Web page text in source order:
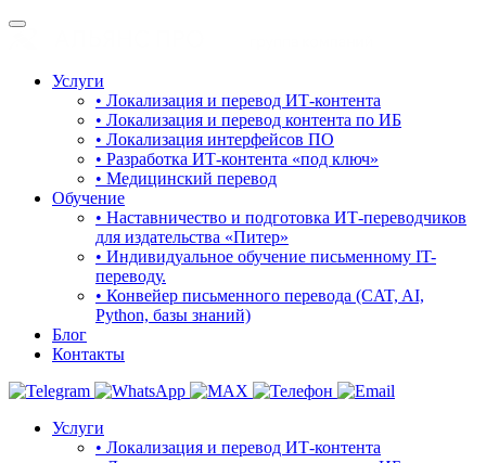
Услуги
• Локализация и перевод ИТ-контента
• Локализация и перевод контента по ИБ
• Локализация интерфейсов ПО
• Разработка ИТ-контента «под ключ»
• Медицинский перевод
Обучение
• Наставничество и подготовка ИТ-переводчиков
для издательства «Питер»
• Индивидуальное обучение письменному IT-
переводу.
• Конвейер письменного перевода (CAT, AI,
Python, базы знаний)
Блог
Контакты
Услуги
• Локализация и перевод ИТ-контента